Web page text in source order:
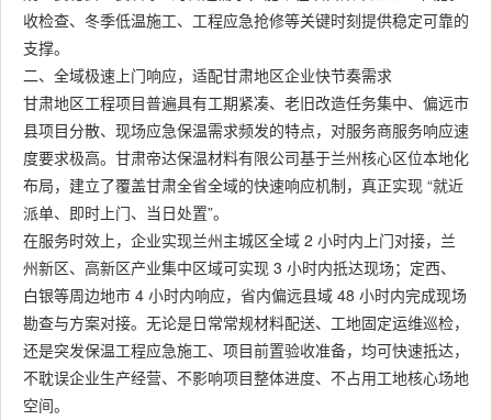
收检查、冬季低温施工、工程应急抢修等关键时刻提供稳定可靠的
支撑。
二、全域极速上门响应，适配甘肃地区企业快节奏需求
甘肃地区工程项目普遍具有工期紧凑、老旧改造任务集中、偏远市
县项目分散、现场应急保温需求频发的特点，对服务商服务响应速
度要求极高。甘肃帝达保温材料有限公司基于兰州核心区位本地化
布局，建立了覆盖甘肃全省全域的快速响应机制，真正实现 “就近
派单、即时上门、当日处置”。
在服务时效上，企业实现兰州主城区全域 2 小时内上门对接，兰
州新区、高新区产业集中区域可实现 3 小时内抵达现场；定西、
白银等周边地市 4 小时内响应，省内偏远县域 48 小时内完成现场
勘查与方案对接。无论是日常常规材料配送、工地固定运维巡检，
还是突发保温工程应急施工、项目前置验收准备，均可快速抵达，
不耽误企业生产经营、不影响项目整体进度、不占用工地核心场地
空间。